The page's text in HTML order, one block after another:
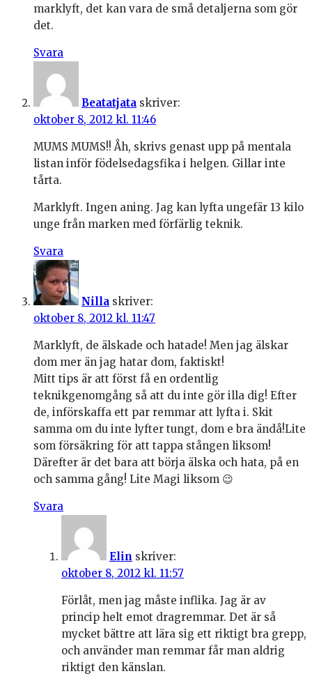
marklyft, det kan vara de små detaljerna som gör
det.
Svara
Beatatjata skriver:
oktober 8, 2012 kl. 11:46
MUMS MUMS!! Åh, skrivs genast upp på mentala
listan inför födelsedagsfika i helgen. Gillar inte
tårta.
Marklyft. Ingen aning. Jag kan lyfta ungefär 13 kilo
unge från marken med förfärlig teknik.
Svara
Nilla skriver:
oktober 8, 2012 kl. 11:47
Marklyft, de älskade och hatade! Men jag älskar
dom mer än jag hatar dom, faktiskt!
Mitt tips är att först få en ordentlig
teknikgenomgång så att du inte gör illa dig! Efter
de, införskaffa ett par remmar att lyfta i. Skit
samma om du inte lyfter tungt, dom e bra ändå!Lite
som försäkring för att tappa stången liksom!
Därefter är det bara att börja älska och hata, på en
och samma gång! Lite Magi liksom 😉
Svara
Elin skriver:
oktober 8, 2012 kl. 11:57
Förlåt, men jag måste inflika. Jag är av
princip helt emot dragremmar. Det är så
mycket bättre att lära sig ett riktigt bra grepp,
och använder man remmar får man aldrig
riktigt den känslan.